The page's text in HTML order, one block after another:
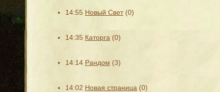
14:55 Новый Свет (0)
14:35 Каторга (0)
14:14 Рандом (3)
14:02 Новая страница (0)